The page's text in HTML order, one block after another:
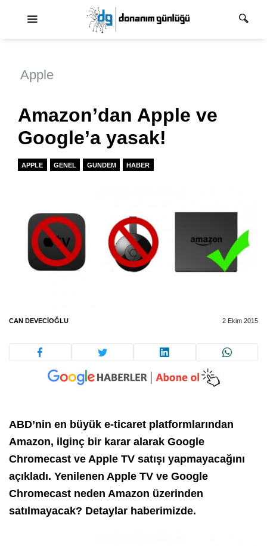
Apple
Amazon’dan Apple ve
Google’a yasak!
APPLE GENEL GUNDEM HABER
CAN DEVECIOĞLU 2 Ekim 2015
ABD’nin en büyük e-ticaret platformlarından
Amazon, ilginç bir karar alarak Google
Chromecast ve Apple TV satışı yapmayacağını
açıkladı. Yenilenen Apple TV ve Google
Chromecast neden Amazon üzerinden
satılmayacak? Detaylar haberimizde.